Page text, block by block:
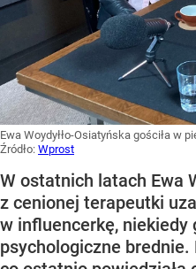
Ewa Woydyłło-Osiatyńska gościła w
Źródło: Wprost
W ostatnich latach Ewa
z cenionej terapeutki
w influencerkę, niekiedy
psychologiczne